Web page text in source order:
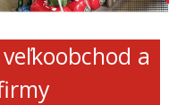
a